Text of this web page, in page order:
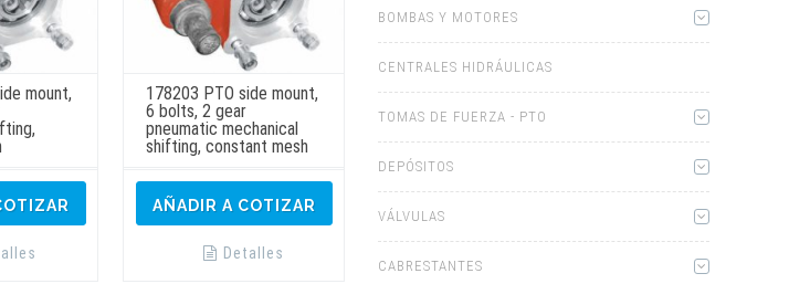
mount,
178203 PTO side mount,
6 bolts, 2 gear
pneumatic mechanical
shifting, constant mesh
AÑADIR A COTIZAR
Detalles
BOMBAS Y MOTORES
CENTRALES HIDRÁULICAS
TOMAS DE FUERZA - PTO
DEPÓSITOS
VÁLVULAS
CABRESTANTES